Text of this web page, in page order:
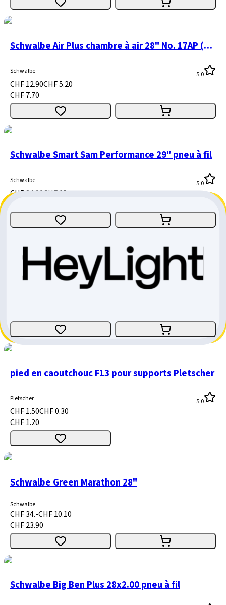
Schwalbe Air Plus chambre à air 28" No. 17AP (SV17AP, AV17AP)
Schwalbe 5.0
CHF 12.90CHF 5.20
CHF 7.70
Schwalbe Smart Sam Performance 29" pneu à fil
Schwalbe 5.0
CHF 34.90CHF 15.-
Schwalbe chambre à air 28" No.15 (SV15)
pied en caoutchouc F13 pour supports Pletscher
Pletscher 5.0
CHF 1.50CHF 0.30
CHF 1.20
Schwalbe Green Marathon 28"
Schwalbe
CHF 34.-CHF 10.10
CHF 23.90
Schwalbe Big Ben Plus 28x2.00 pneu à fil